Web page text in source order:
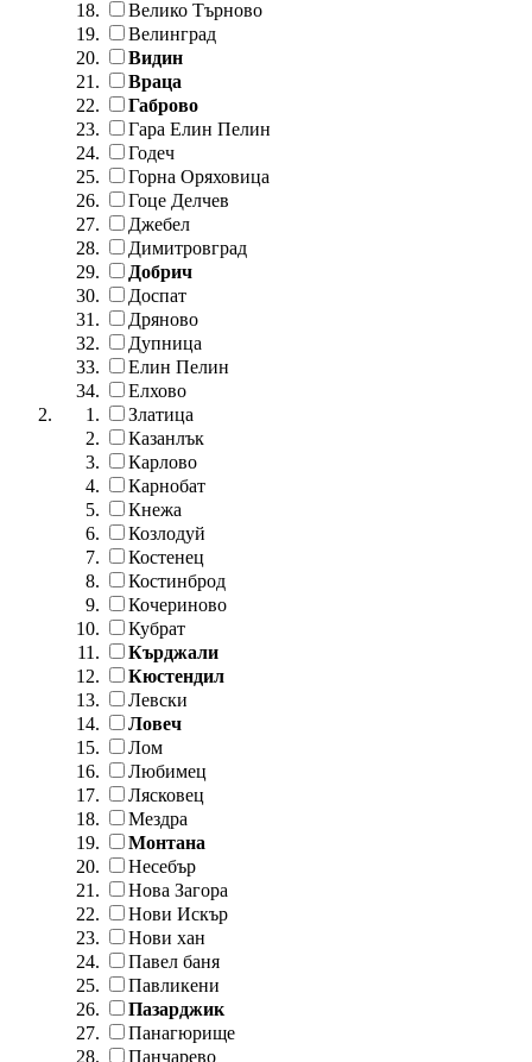
Велико Търново
Велинград
Видин
Враца
Габрово
Гара Елин Пелин
Годеч
Горна Оряховица
Гоце Делчев
Джебел
Димитровград
Добрич
Доспат
Дряново
Дупница
Елин Пелин
Елхово
Златица
Казанлък
Карлово
Карнобат
Кнежа
Козлодуй
Костенец
Костинброд
Кочериново
Кубрат
Кърджали
Кюстендил
Левски
Ловеч
Лом
Любимец
Лясковец
Мездра
Монтана
Несебър
Нова Загора
Нови Искър
Нови хан
Павел баня
Павликени
Пазарджик
Панагюрище
Панчарево